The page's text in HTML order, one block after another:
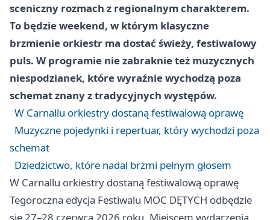
sceniczny rozmach z regionalnym charakterem.
To będzie weekend, w którym klasyczne
brzmienie orkiestr ma dostać świeży, festiwalowy
puls. W programie nie zabraknie też muzycznych
niespodzianek, które wyraźnie wychodzą poza
schemat znany z tradycyjnych występów.
W Carnallu orkiestry dostaną festiwalową oprawę
Muzyczne pojedynki i repertuar, który wychodzi poza
schemat
Dziedzictwo, które nadal brzmi pełnym głosem
W Carnallu orkiestry dostaną festiwalową oprawę
Tegoroczna edycja Festiwalu MOC DĘTYCH odbędzie